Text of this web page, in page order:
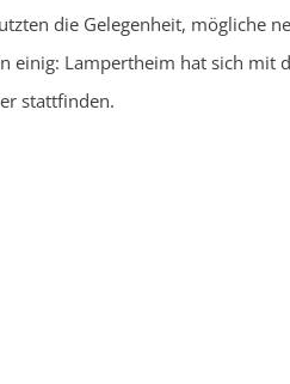
die Gelegenheit, mögliche
einig: Lampertheim hat sich mit
stattfinden.